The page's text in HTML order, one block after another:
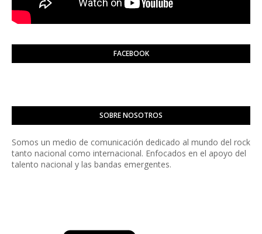
FACEBOOK
SOBRE NOSOTROS
Somos un medio de comunicación dedicado al mundo del rock
tanto nacional como internacional. Enfocados en el apoyo del
talento nacional y las bandas emergentes.